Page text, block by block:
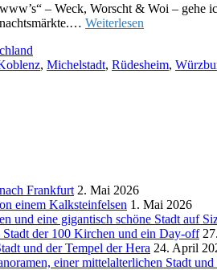
– Weck, Worscht & Woi – gehe
Weiterlesen
, Michelstadt, Rüdesheim,
Frankfurt 2. Mai 2026
einem Kalksteinfelsen 1. Mai 2026
und eine gigantisch schöne Stadt auf
der 100 Kirchen und ein Day-off
und der Tempel der Hera 24. April
einer mittelalterlichen Stadt